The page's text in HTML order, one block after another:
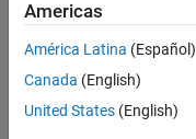
Shinij
Kumagai
23 Sep
2020
Americas
América Latina (Español)
Canada (English)
United States (English)